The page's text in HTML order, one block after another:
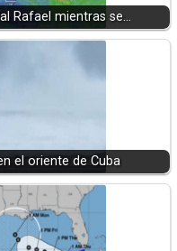
Rafael mientras se…
el oriente de Cuba